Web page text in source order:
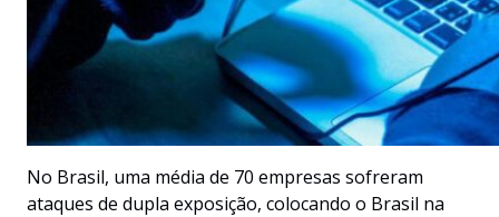
No Brasil, uma média de 70 empresas sofreram
ataques de dupla exposição, colocando o Brasil na